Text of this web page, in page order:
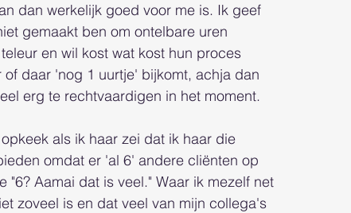
dan werkelijk goed voor me is. Ik geef
gemaakt ben om ontelbare uren
en wil kost wat kost hun proces
daar 'nog 1 uurtje' bijkomt, achja dan
erg te rechtvaardigen in het moment.
als ik haar zei dat ik haar die
omdat er 'al 6' andere cliënten op
Aamai dat is veel." Waar ik mezelf net
zoveel is en dat veel van mijn collega's